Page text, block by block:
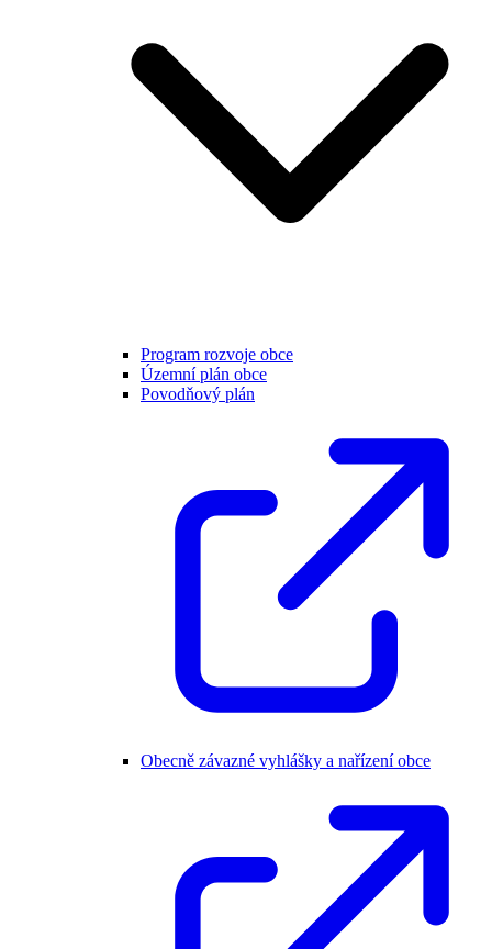
Program rozvoje obce
Územní plán obce
Povodňový plán
Obecně závazné vyhlášky a nařízení obce